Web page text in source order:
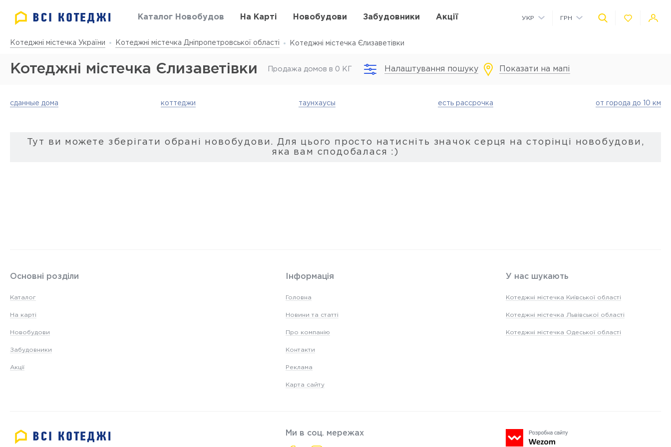
Каталог Новобудов На Карті Новобудови Забудовники Акції УКР ГРН
Котеджні містечка України Котеджні містечка Дніпропетровської області Котеджні містечка Єлизаветівки
Котеджні містечка Єлизаветівки Продажа домов в 0 КГ Налаштування пошуку Показати на мапі
сданные дома коттеджи таунхаусы есть рассрочка от города до 10 км
Тут ви можете зберігати обрані новобудови. Для цього просто натисніть значок серця на сторінці новобудови,
яка вам сподобалася :)
Основні розділи
Каталог
На карті
Новобудови
Забудовники
Акції
Інформація
Головна
Новини та статті
Про компанію
Контакти
Реклама
Карта сайту
У нас шукають
Котеджні містечка Київської області
Котеджні містечка Львівської області
Котеджні містечка Одеської області
Ми в соц. мережах